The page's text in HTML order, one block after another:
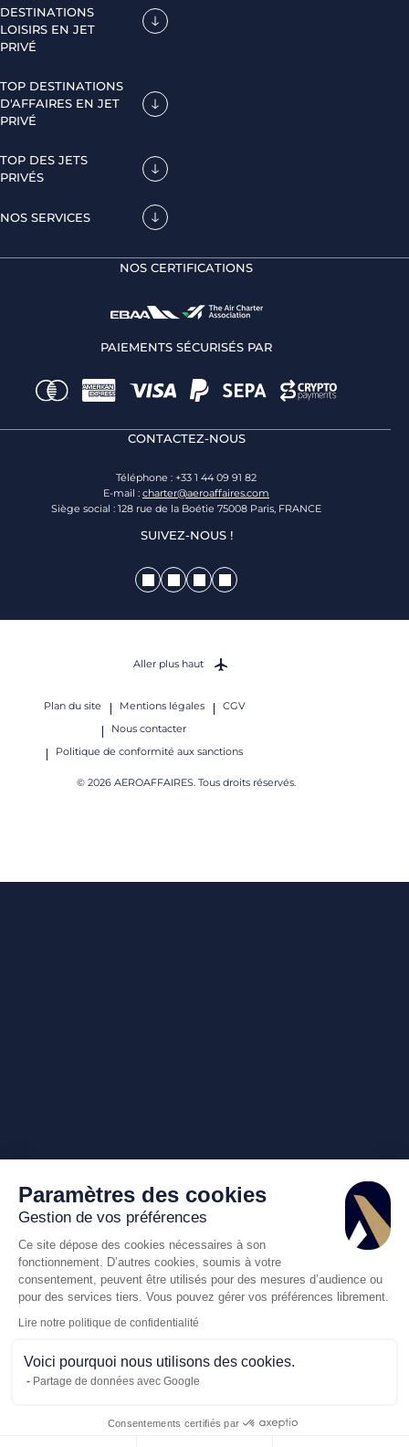
DESTINATIONS
LOISIRS EN JET
PRIVÉ
TOP DESTINATIONS
D'AFFAIRES EN JET
PRIVÉ
TOP DES JETS
PRIVÉS
NOS SERVICES
NOS CERTIFICATIONS
PAIEMENTS SÉCURISÉS PAR
CONTACTEZ-NOUS
Téléphone : +33 1 44 09 91 82
E-mail : charter@aeroaffaires.com
Siège social : 128 rue de la Boétie 75008 Paris, FRANCE
SUIVEZ-NOUS !
Plan du site Mentions légales
CGV
Nous contacter
Politique de conformité aux sanctions
© 2026 AEROAFFAIRES. Tous droits réservés.
Aller plus haut
Paramètres des cookies
Gestion de vos préférences
Ce site dépose des cookies nécessaires à son
fonctionnement. D’autres cookies, soumis à votre
consentement, peuvent être utilisés pour des mesures d’audience ou
pour des services tiers. Vous pouvez gérer vos préférences librement.
Lire notre politique de confidentialité
Voici pourquoi nous utilisons des cookies.
Partage de données avec Google
Consentements certifiés par